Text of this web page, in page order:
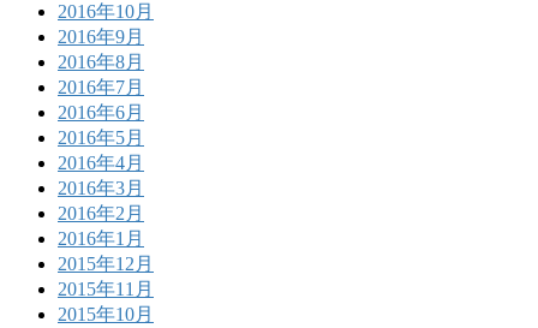
2016年10月
2016年9月
2016年8月
2016年7月
2016年6月
2016年5月
2016年4月
2016年3月
2016年2月
2016年1月
2015年12月
2015年11月
2015年10月